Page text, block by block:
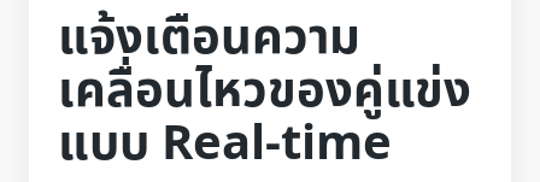
แจ้งเตือนความ
เคลื่อนไหวของคู่แข่ง
แบบ Real-time